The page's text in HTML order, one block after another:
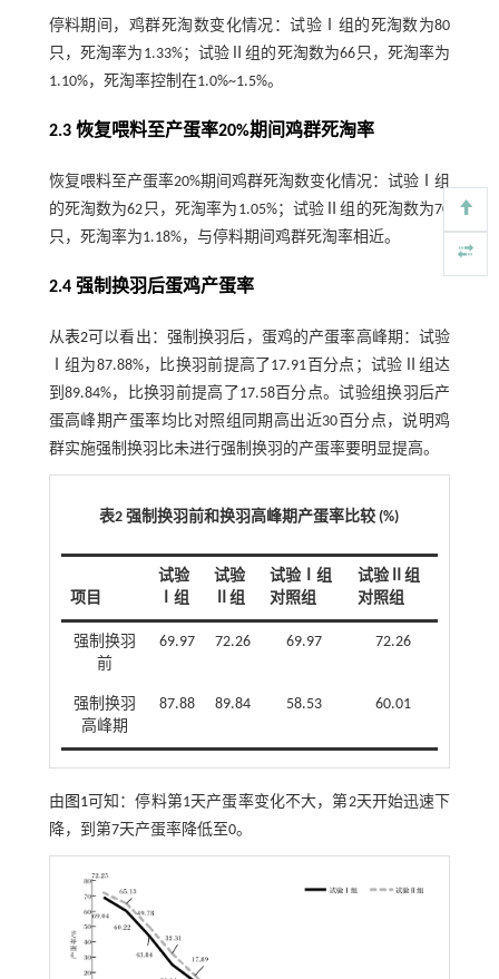
停料期间，鸡群死淘数变化情况：试验Ⅰ组的死淘数为80
只，死淘率为1.33%；试验Ⅱ组的死淘数为66只，死淘率为
1.10%，死淘率控制在1.0%~1.5%。
2.3 恢复喂料至产蛋率20%期间鸡群死淘率
恢复喂料至产蛋率20%期间鸡群死淘数变化情况：试验Ⅰ组
的死淘数为62只，死淘率为1.05%；试验Ⅱ组的死淘数为70
只，死淘率为1.18%，与停料期间鸡群死淘率相近。
2.4 强制换羽后蛋鸡产蛋率
从表2可以看出：强制换羽后，蛋鸡的产蛋率高峰期：试验
Ⅰ组为87.88%，比换羽前提高了17.91百分点；试验Ⅱ组达
到89.84%，比换羽前提高了17.58百分点。试验组换羽后产
蛋高峰期产蛋率均比对照组同期高出近30百分点，说明鸡
群实施强制换羽比未进行强制换羽的产蛋率要明显提高。
表2 强制换羽前和换羽高峰期产蛋率比较 (%)
项目
试验
Ⅰ组
试验
Ⅱ组
试验Ⅰ组
对照组
试验Ⅱ组
对照组
强制换羽
前
69.97 72.26 69.97 72.26
强制换羽
高峰期
87.88 89.84 58.53 60.01
由 图1可知：停料第1天产蛋率变化不大，第2天开始迅速下
降，到第7天产蛋率降低至0。